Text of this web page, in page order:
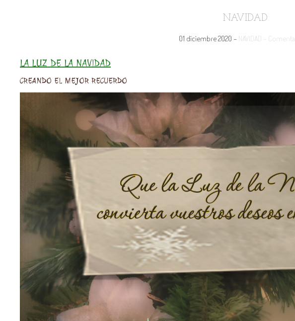
NAVIDAD
01 diciembre 2020 - NAVIDAD - Comentar
LA LUZ DE LA NAVIDAD
CREANDO EL MEJOR RECUERDO